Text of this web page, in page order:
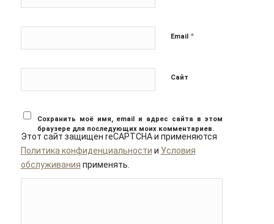
Email *
Сайт
Сохранить моё имя, email и адрес сайта в этом
браузере для последующих моих комментариев.
Этот сайт защищен reCAPTCHA и применяются
Политика конфиденциальности и Условия
обслуживания применять.